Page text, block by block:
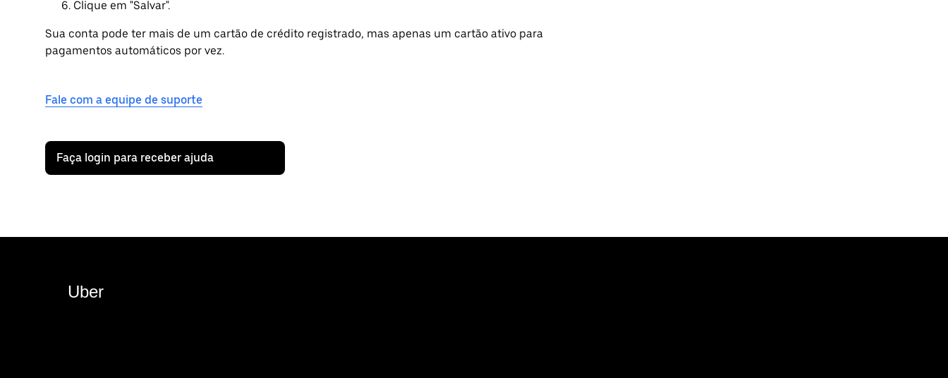
Clique em "Salvar".
Sua conta pode ter mais de um cartão de crédito registrado, mas apenas um cartão ativo para
pagamentos automáticos por vez.
Fale com a equipe de suporte
Faça login para receber ajuda
Uber